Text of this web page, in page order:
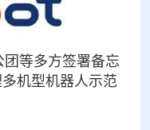
等多方签署备忘
机型机器人示范